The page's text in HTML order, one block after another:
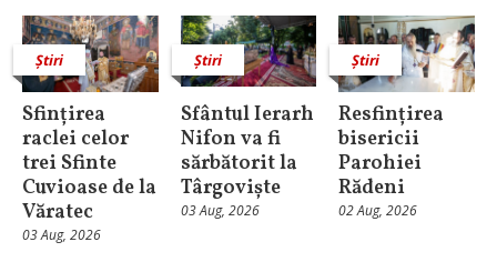
Știri
Sfințirea
raclei celor
trei Sfinte
Cuvioase de la
Văratec
03 Aug, 2026
Știri
Sfântul Ierarh
Nifon va fi
sărbătorit la
Târgoviște
03 Aug, 2026
Știri
Resfințirea
bisericii
Parohiei
Rădeni
02 Aug, 2026